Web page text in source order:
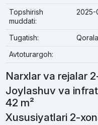
Topshirish
muddati:
2025-
Tugatish:
Avtoturargoh:
Narxlar va rejalar
Joylashuv va
42 m²
Xususiyatlari 2-